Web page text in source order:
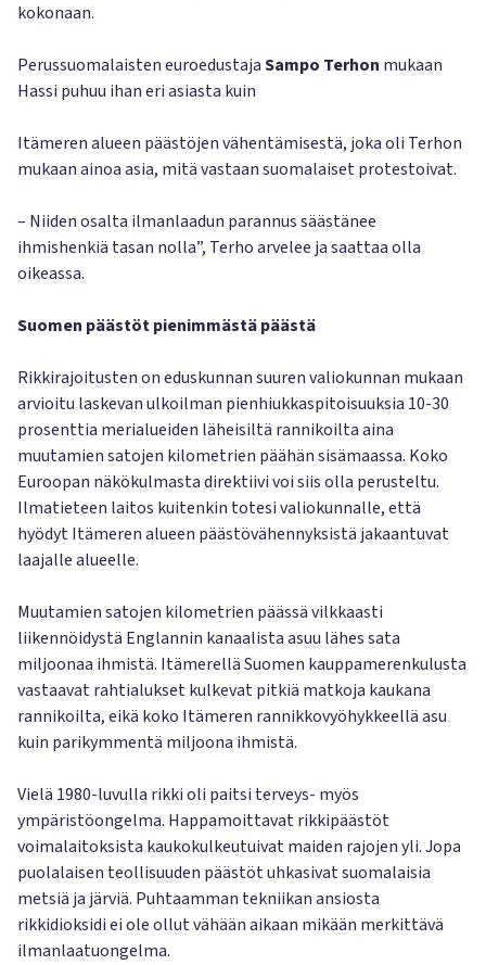
kokonaan.
Perussuomalaisten euroedustajaSampo Terhon mukaan
Hassi puhuu ihan eri asiasta kuin
Itämeren alueen päästöjen vähentämisestä, joka oli Terhon
mukaan ainoa asia, mitä vastaan suomalaiset protestoivat.
– Niiden osalta ilmanlaadun parannus säästänee
ihmishenkiä tasan nolla”, Terho arvelee ja saattaa olla
oikeassa.
Suomen päästöt pienimmästä päästä
Rikkirajoitusten on eduskunnan suuren valiokunnan mukaan
arvioitu laskevan ulkoilman pienhiukkaspitoisuuksia 10-30
prosenttia merialueiden läheisiltä rannikoilta aina
muutamien satojen kilometrien päähän sisämaassa. Koko
Euroopan näkökulmasta direktiivi voi siis olla perusteltu.
Ilmatieteen laitos kuitenkin totesi valiokunnalle, että
hyödyt Itämeren alueen päästövähennyksistä jakaantuvat
laajalle alueelle.
Muutamien satojen kilometrien päässä vilkkaasti
liikennöidystä Englannin kanaalista asuu lähes sata
miljoonaa ihmistä. Itämerellä Suomen kauppamerenkulusta
vastaavat rahtialukset kulkevat pitkiä matkoja kaukana
rannikoilta, eikä koko Itämeren rannikkovyöhykkeellä asu
kuin parikymmentä miljoona ihmistä.
Vielä 1980-luvulla rikki oli paitsi terveys- myös
ympäristöongelma. Happamoittavat rikkipäästöt
voimalaitoksista kaukokulkeutuivat maiden rajojen yli. Jopa
puolalaisen teollisuuden päästöt uhkasivat suomalaisia
metsiä ja järviä. Puhtaamman tekniikan ansiosta
rikkidioksidi ei ole ollut vähään aikaan mikään merkittävä
ilmanlaatuongelma.